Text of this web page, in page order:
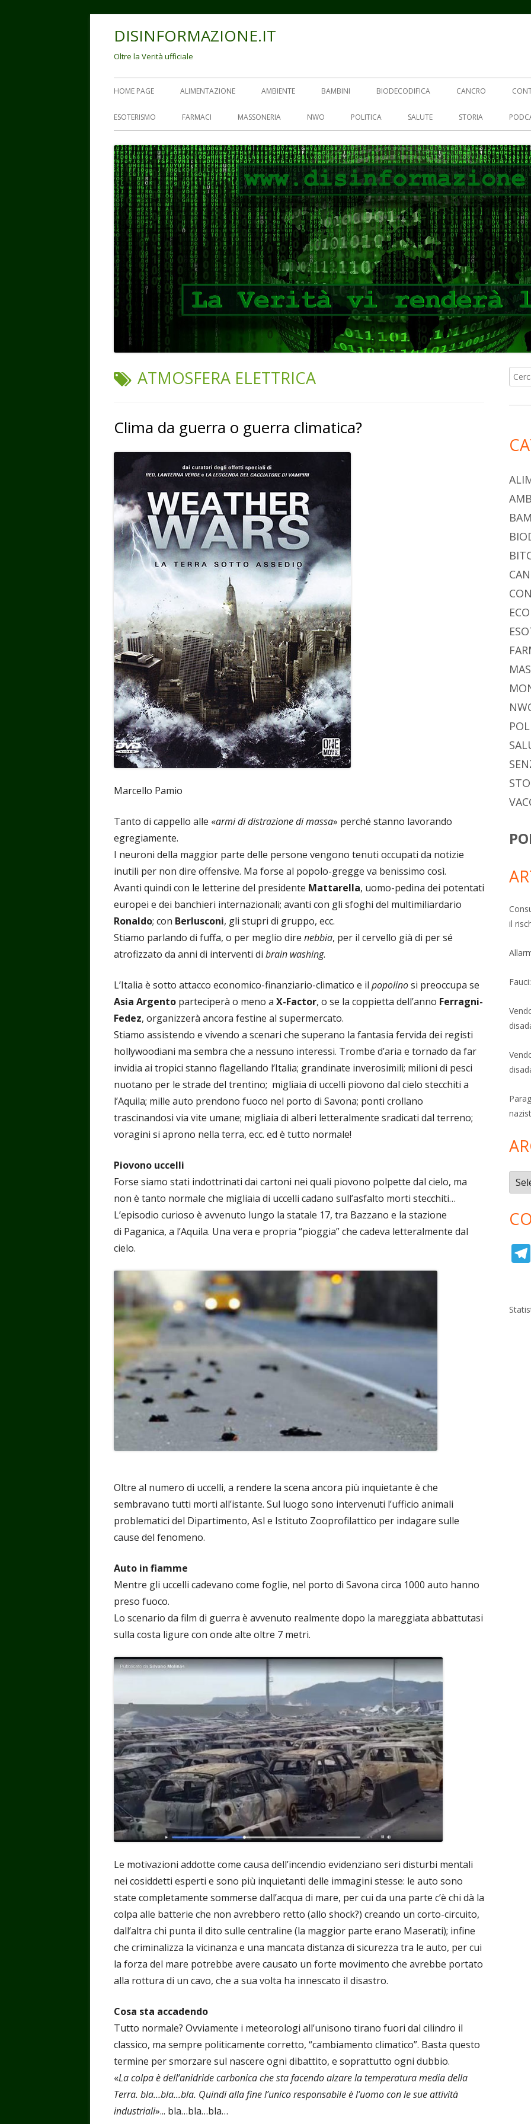
DISINFORMAZIONE.IT
Oltre la Verità ufficiale
Menu
principale
HOME PAGE ALIMENTAZIONE AMBIENTE BAMBINI BIODECODIFICA CANCRO
ESOTERISMO FARMACI MASSONERIA NWO POLITICA SALUTE STORIA
TAG:
ATMOSFERA ELETTRICA
Clima da guerra o guerra climatica?
Marcello Pamio
Tanto di cappello alle «armi di distrazione di massa» perché stanno lavorando
egregiamente.
I neuroni della maggior parte delle persone vengono tenuti occupati da notizie
inutili per non dire offensive. Ma forse al popolo-gregge va benissimo così.
Avanti quindi con le letterine del presidente Mattarella, uomo-pedina dei potentati
europei e dei banchieri internazionali; avanti con gli sfoghi del multimiliardario
Ronaldo; con Berlusconi, gli stupri di gruppo, ecc.
Stiamo parlando di fuffa, o per meglio dire nebbia, per il cervello già di per sé
atrofizzato da anni di interventi di brain washing.
L’Italia è sotto attacco economico-finanziario-climatico e il popolinosi preoccupa se
Asia Argento parteciperà o meno a X-Factor, o se la coppietta dell’anno Ferragni-
Fedez, organizzerà ancora festine al supermercato.
Stiamo assistendo e vivendo a scenari che superano la fantasia fervida dei registi
hollywoodiani ma sembra che a nessuno interessi. Trombe d’aria e tornado da far
invidia ai tropici stanno flagellando l’Italia; grandinate inverosimili; milioni di pesci
nuotano per le strade del trentino; migliaia di uccelli piovono dal cielo stecchiti a
l’Aquila; mille auto prendono fuoco nel porto di Savona; ponti crollano
trascinandosi via vite umane; migliaia di alberi letteralmente sradicati dal terreno;
voragini si aprono nella terra, ecc. ed è tutto normale!
Piovono uccelli
Forse siamo stati indottrinati dai cartoni nei quali piovono polpette dal cielo, ma
non è tanto normale che migliaia di uccelli cadano sull’asfalto morti stecchiti…
L’episodio curioso è avvenuto lungo la statale 17, tra Bazzano e la stazione
di Paganica, a l’Aquila. Una vera e propria “pioggia” che cadeva letteralmente dal
cielo.
Oltre al numero di uccelli, a rendere la scena ancora più inquietante è che
sembravano tutti morti all’istante. Sul luogo sono intervenuti l’ufficio animali
problematici del Dipartimento, Asl e Istituto Zooprofilattico per indagare sulle
cause del fenomeno.
Auto in fiamme
Mentre gli uccelli cadevano come foglie, nel porto di Savona circa 1000 auto hanno
preso fuoco.
Lo scenario da film di guerra è avvenuto realmente dopo la mareggiata abbattutasi
sulla costa ligure con onde alte oltre 7 metri.
Le motivazioni addotte come causa dell’incendio evidenziano seri disturbi mentali
nei cosiddetti esperti e sono più inquietanti delle immagini stesse: le auto sono
state completamente sommerse dall’acqua di mare, per cui da una parte c’è chi dà la
colpa alle batterie che non avrebbero retto (allo shock?) creando un corto-circuito,
dall’altra chi punta il dito sulle centraline (la maggior parte erano Maserati); infine
che criminalizza la vicinanza e una mancata distanza di sicurezza tra le auto, per cui
la forza del mare potrebbe avere causato un forte movimento che avrebbe portato
alla rottura di un cavo, che a sua volta ha innescato il disastro.
Cosa sta accadendo
Tutto normale? Ovviamente i meteorologi all’unisono tirano fuori dal cilindro il
classico, ma sempre politicamente corretto, “cambiamento climatico”. Basta questo
termine per smorzare sul nascere ogni dibattito, e soprattutto ogni dubbio.
«La colpa è dell’anidride carbonica che sta facendo alzare la temperatura media della
Terra. bla…bla...bla. Quindi alla fine l’unico responsabile è l’uomo con le sue attività
industriali»... bla…bla…bla…
per:
il